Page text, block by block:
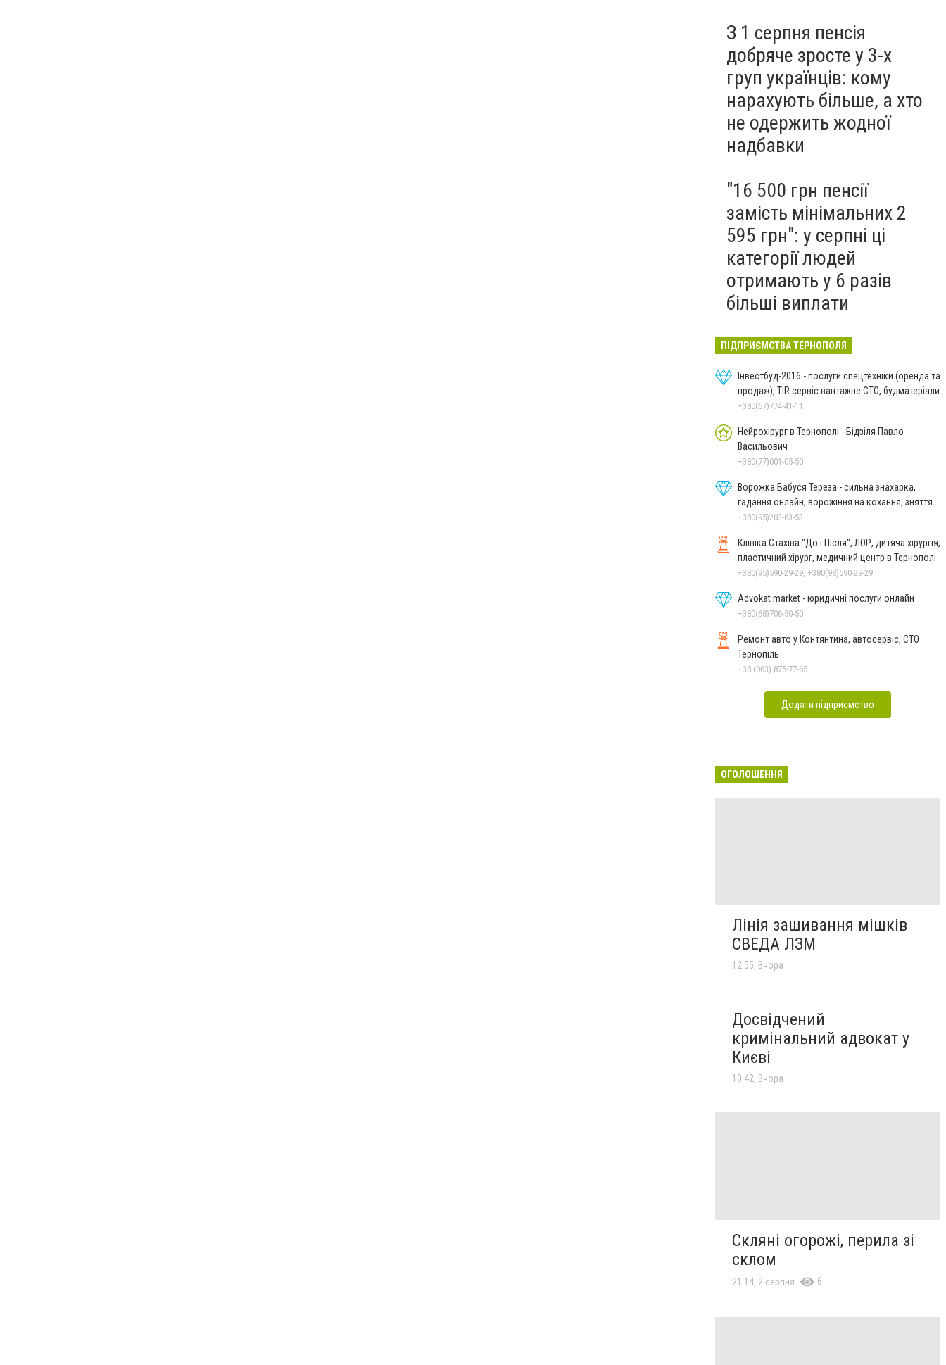
З 1 серпня пенсія
добряче зросте у 3-х
груп українців: кому
нарахують більше, а хто
не одержить жодної
надбавки
"16 500 грн пенсії
замість мінімальних 2
595 грн": у серпні ці
категорії людей
отримають у 6 разів
більші виплати
ПІДПРИЄМСТВА ТЕРНОПОЛЯ
Інвестбуд-2016 - послуги спецтехніки (оренда та
продаж), TIR сервіс вантажне СТО, будматеріали
+380(67)774-41-11
Нейрохірург в Тернополі - Бідзіля Павло
Васильович
+380(77)001-05-50
Ворожка Бабуся Тереза - сильна знахарка,
гадання онлайн, ворожіння на кохання, зняття
порчі
+380(95)203-63-53
Клініка Стахіва "До і Після", ЛОР, дитяча хірургія,
пластичний хірург, медичний центр в Тернополі
+380(95)590-29-29, +380(98)590-29-29
Advokat market - юридичні послуги онлайн
+380(68)706-50-50
Ремонт авто у Контянтина, автосервіс, СТО
Тернопіль
+38 (063) 875-77-65
Додати підприємство
ОГОЛОШЕННЯ
Лінія зашивання мішків
СВЕДА ЛЗМ
12:55, Вчора
Досвідчений
кримінальний адвокат у
Києві
10:42, Вчора
Скляні огорожі, перила зі
склом
21:14, 2 серпня 6